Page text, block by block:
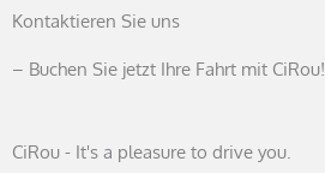
Zum
springen
Kontaktieren Sie uns
– Buchen Sie jetzt Ihre Fahrt mit CiRou!
CiRou - It's a pleasure to drive you.